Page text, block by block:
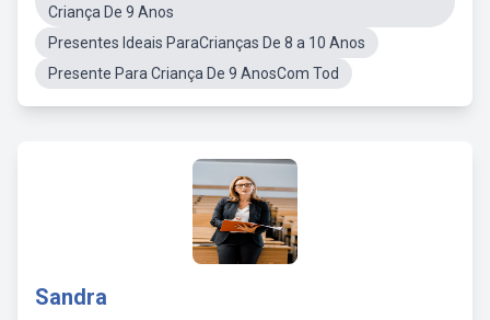
Criança De 9 Anos
Presentes Ideais ParaCrianças De 8 a 10 Anos
Presente Para Criança De 9 AnosCom Tod
Sandra